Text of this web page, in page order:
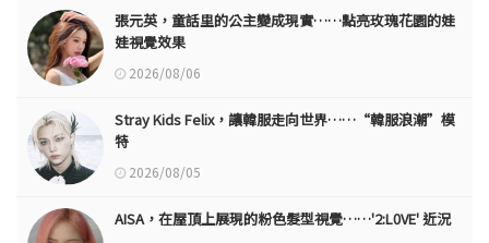
張元英，童話里的公主變成現實……點亮玫瑰花園的娃
娃視覺效果
2026/08/06
Stray Kids Felix，讓韓服走向世界……“韓服浪潮”模
特
2026/08/05
AISA，在屋頂上展現的粉色髮型視覺……'2:L0VE' 近況